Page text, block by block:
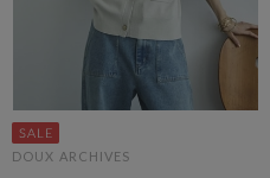
DOUX ARCHIVES